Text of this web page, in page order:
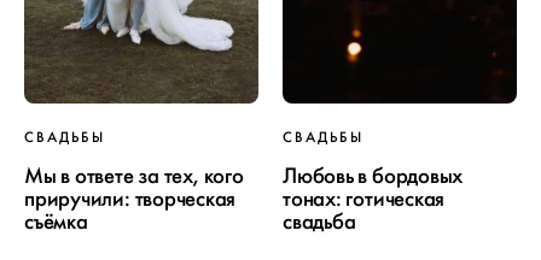
СВАДЬБЫ
Мы в ответе за тех, кого
приручили: творческая
съёмка
СВАДЬБЫ
Любовь в бордовых
тонах: готическая
свадьба